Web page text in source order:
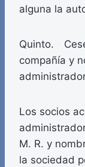
alguna la
Quinto.
compañía y
Los socios
M. R. y
la sociedad